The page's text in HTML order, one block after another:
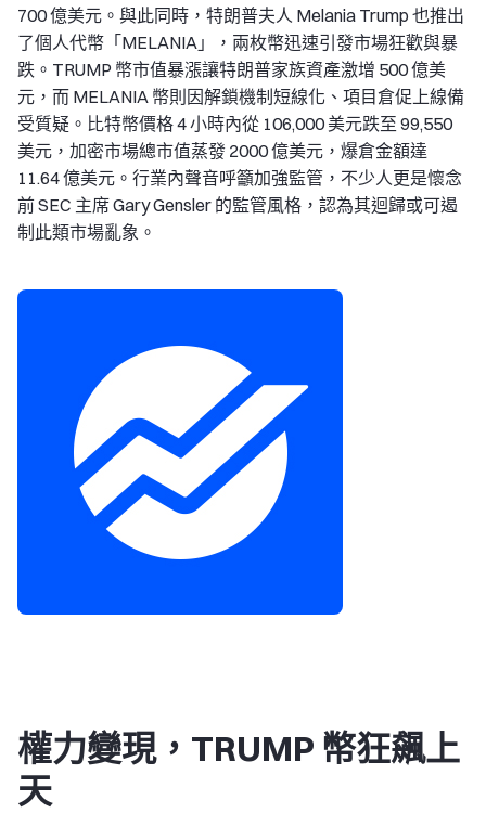
700 億美元。與此同時，特朗普夫人 Melania Trump 也推出
了個人代幣「MELANIA」，兩枚幣迅速引發市場狂歡與暴
跌。TRUMP 幣市值暴漲讓特朗普家族資產激增 500 億美
元，而 MELANIA 幣則因解鎖機制短線化、項目倉促上線備
受質疑。比特幣價格 4 小時內從 106,000 美元跌至 99,550
美元，加密市場總市值蒸發 2000 億美元，爆倉金額達
11.64 億美元。行業內聲音呼籲加強監管，不少人更是懷念
前 SEC 主席 Gary Gensler 的監管風格，認為其迴歸或可遏
制此類市場亂象。
權力變現，TRUMP 幣狂飆上
天